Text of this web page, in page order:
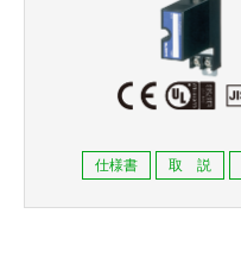
仕様書 取 説